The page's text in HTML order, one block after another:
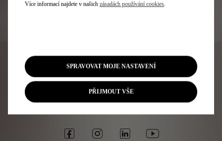
Objednat do servisu
Právní doložka
Zásady ochrany osobních údajů
Cookies
Více informací najdete v našich zásadách používání cookies.
SPRAVOVAT MOJE NASTAVENÍ
PŘIJMOUT VŠE